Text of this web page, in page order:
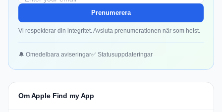
Prenumerera
Vi respekterar din integritet. Avsluta prenumerationen när som helst.
🔔 Omedelbara aviseringar✅ Statusuppdateringar
Om Apple Find my App